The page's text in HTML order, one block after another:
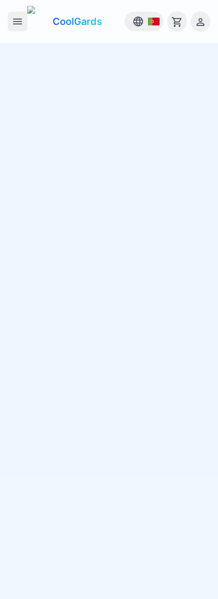
Open main menu
CoolGards